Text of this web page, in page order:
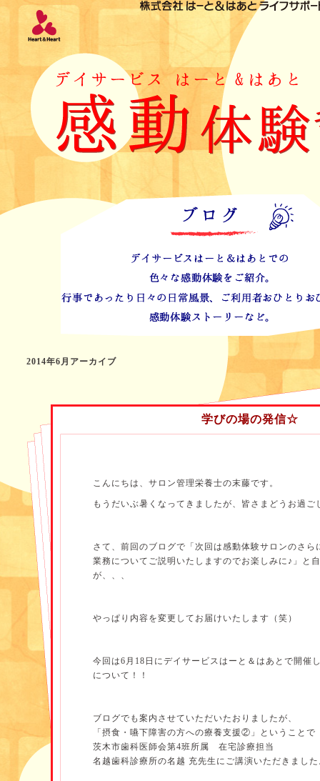
2014年6月アーカイブ
学びの場の発信☆
こんにちは、サロン管理栄養士の末藤です。
もうだいぶ暑くなってきましたが、皆さまどうお過ご
さて、前回のブログで「次回は感動体験サロンのさら
業務についてご説明いたしますのでお楽しみに♪」と
が、、、
やっぱり内容を変更してお届けいたします（笑）
今回は6月18日にデイサービスはーと＆はあとで開催
について！！
ブログでも案内させていただいたおりましたが、
「摂食・嚥下障害の方への療養支援②」ということで
茨木市歯科医師会第4班所属 在宅診療担当
名越歯科診療所の名越 充先生にご講演いただきまし